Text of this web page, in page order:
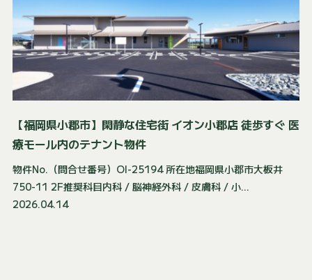
【福岡県小郡市】閑静な住宅街 イオン小郡店 徒歩すぐ 医
療モール内のテナント物件
物件No.（問合せ番号）OI-25194 所在地福岡県小郡市大板井
750-11 2F推奨科目内科 / 脳神経外科 / 皮膚科 / 小...
2026.04.14